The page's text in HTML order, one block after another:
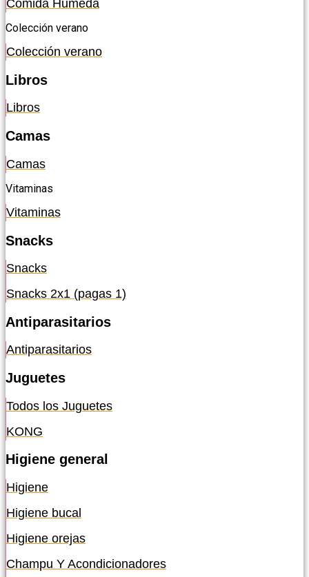
Comida Humeda
Colección verano
Colección verano
Libros
Libros
Camas
Camas
Vitaminas
Vitaminas
Snacks
Snacks
Snacks 2x1 (pagas 1)
Antiparasitarios
Antiparasitarios
Juguetes
Todos los Juguetes
KONG
Higiene general
Higiene
Higiene bucal
Higiene orejas
Champu Y Acondicionadores